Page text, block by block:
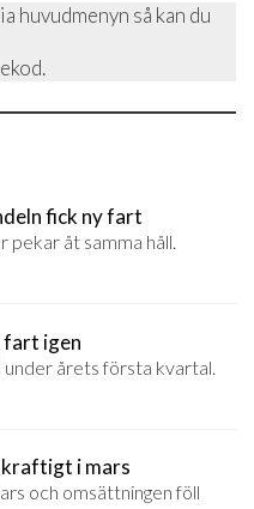
huvudmenyn så kan du
fick ny fart
pekar åt samma håll.
fart igen
årets första kvartal.
kraftigt i mars
och omsättningen föll